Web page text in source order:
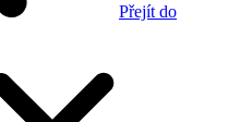
Přejít do